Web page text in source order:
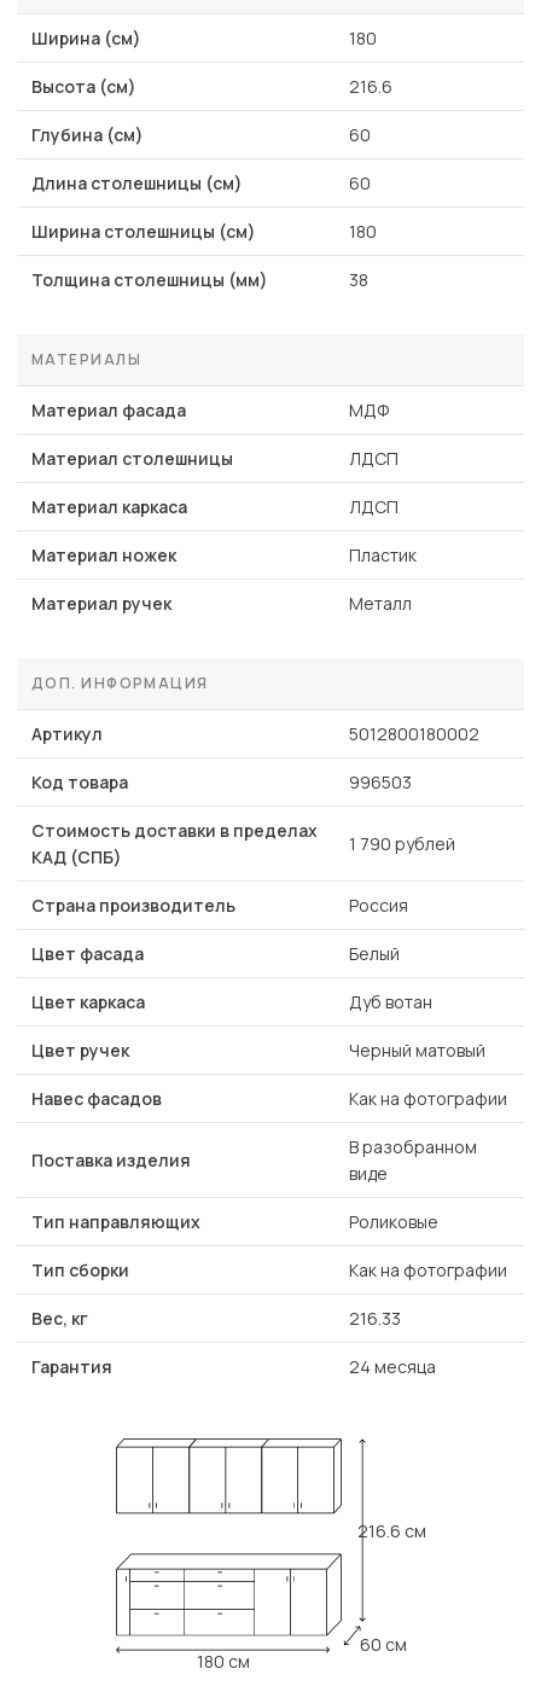
Ширина (см) 180
Высота (см) 216.6
Глубина (см) 60
Длина столешницы (см) 60
Ширина столешницы (см) 180
Толщина столешницы (мм) 38
МАТЕРИАЛЫ
Материал фасада МДФ
Материал столешницы ЛДСП
Материал каркаса ЛДСП
Материал ножек Пластик
Материал ручек Металл
ДОП. ИНФОРМАЦИЯ
Артикул 5012800180002
Код товара 996503
Стоимость доставки в пределах
КАД (СПБ)
1 790 рублей
Страна производитель Россия
Цвет фасада Белый
Цвет каркаса Дуб вотан
Цвет ручек Черный матовый
Навес фасадов Как на фотографии
Поставка изделия
В разобранном
виде
Тип направляющих Роликовые
Тип сборки Как на фотографии
Вес, кг 216.33
Гарантия 24 месяца
180 см
216.6 см
60 см